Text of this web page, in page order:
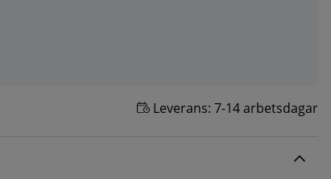
Leverans: 7-14 arbetsdagar